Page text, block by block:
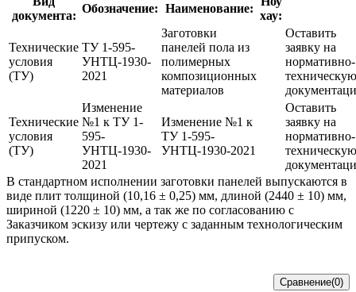
документа:
Обозначение: Наименование:
хау:
Технические
условия
(ТУ)
ТУ 1-595-
УНТЦ-1930-
2021
Заготовки
панелей пола из
полимерных
композиционных
материалов
Оставить
заявку на
нормативно-
техническую
Технические
условия
(ТУ)
Изменение
№1 к ТУ 1-
595-
УНТЦ-1930-
2021
Изменение №1 к
ТУ 1-595-
УНТЦ-1930-2021
Оставить
заявку на
нормативно-
техническую
В стандартном исполнении заготовки панелей выпускаются в
виде плит толщиной (10,16 ± 0,25) мм, длиной (2440 ± 10) мм,
шириной (1220 ± 10) мм, а так же по согласованию с
Заказчиком эскизу или чертежу с заданным технологическим
припуском.